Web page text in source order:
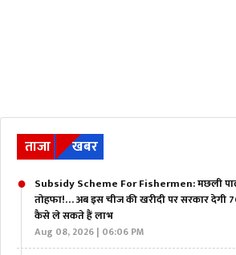
ताजा खबर
Subsidy Scheme For Fishermen: मछली
तोहफा!… अब इस चीज की खरीदी पर सरकार देगी
कैसे ले सकते हैं लाभ
Aug 08, 2026 | 06:06 PM